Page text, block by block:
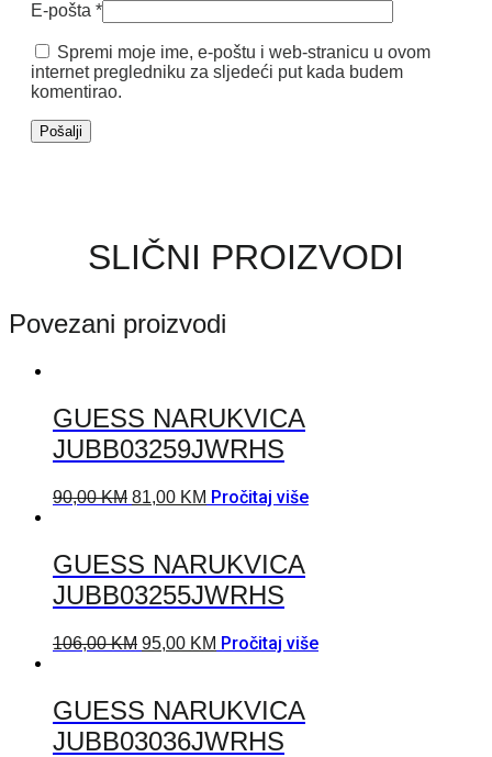
E-pošta *
Spremi moje ime, e-poštu i web-stranicu u ovom
internet pregledniku za sljedeći put kada budem
komentirao.
SLIČNI PROIZVODI
Povezani proizvodi
GUESS NARUKVICA
JUBB03259JWRHS
90,00KM 81,00 KM Pročitaj više
GUESS NARUKVICA
JUBB03255JWRHS
106,00KM 95,00 KM Pročitaj više
GUESS NARUKVICA
JUBB03036JWRHS